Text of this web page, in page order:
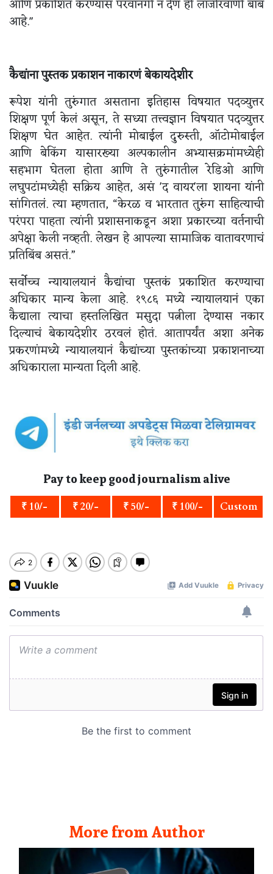
आणि प्रकाशित करण्यास परवानगी न देणं ही लाजीरवाणी बाब
आहे."
कैद्यांना पुस्तक प्रकाशन नाकारणं बेकायदेशीर
रूपेश यांनी तुरुंगात असताना इतिहास विषयात पदव्युत्तर
शिक्षण पूर्ण केलं असून, ते सध्या तत्त्वज्ञान विषयात पदव्युत्तर
शिक्षण घेत आहेत. त्यांनी मोबाईल दुरुस्ती, ऑटोमोबाईल
आणि बेकिंग यासारख्या अल्पकालीन अभ्यासक्रमांमध्येही
सहभाग घेतला होता आणि ते तुरुंगातील रेडिओ आणि
लघुपटांमध्येही सक्रिय आहेत, असं 'द वायर'ला शायना यांनी
सांगितलं. त्या म्हणतात, “केरळ व भारतात तुरुंग साहित्याची
परंपरा पाहता त्यांनी प्रशासनाकडून अशा प्रकारच्या वर्तनाची
अपेक्षा केली नव्हती. लेखन हे आपल्या सामाजिक वातावरणाचं
प्रतिबिंब असतं.”
सर्वोच्च न्यायालयानं कैद्यांचा पुस्तकं प्रकाशित करण्याचा
अधिकार मान्य केला आहे. १९८६ मध्ये न्यायालयानं एका
कैद्याला त्याचा हस्तलिखित मसुदा पत्नीला देण्यास नकार
दिल्याचं बेकायदेशीर ठरवलं होतं. आतापर्यंत अशा अनेक
प्रकरणांमध्ये न्यायालयानं कैद्यांच्या पुस्तकांच्या प्रकाशनाच्या
अधिकाराला मान्यता दिली आहे.
Pay to keep good journalism alive
₹ 10/- ₹ 20/- ₹ 50/- ₹ 100/- Custom
More from Author